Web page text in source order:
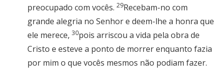
preocupado com vocês. 29Recebam-no com
grande alegria no Senhor e deem-lhe a honra que
ele merece, 30pois arriscou a vida pela obra de
Cristo e esteve a ponto de morrer enquanto fazia
por mim o que vocês mesmos não podiam fazer.